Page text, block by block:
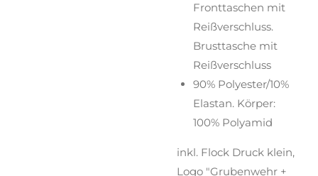
Fronttaschen mit
Reißverschluss.
Brusttasche mit
Reißverschluss
90% Polyester/10%
Elastan. Körper:
100% Polyamid
inkl. Flock Druck klein,
Logo "Grubenwehr +